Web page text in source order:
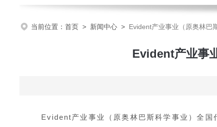
当前位置： 首页 > 新闻中心 > Evident产业事业（原奥林巴
Evident产业事
Evident产业事业（原奥林巴斯科学事业）全